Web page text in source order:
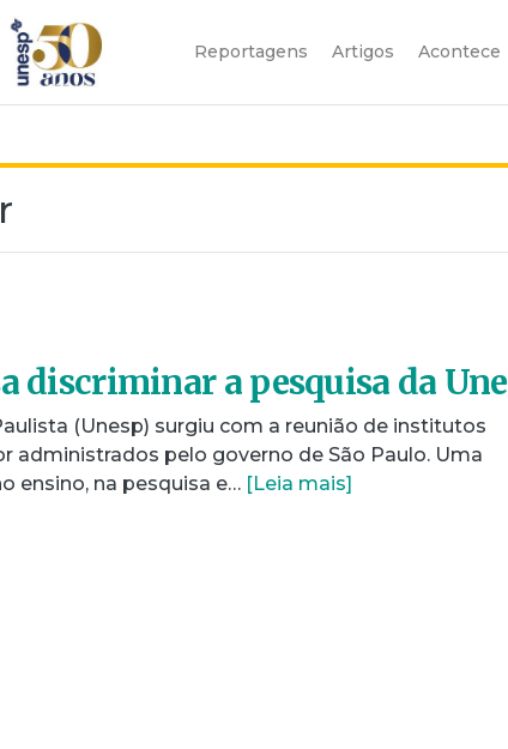
Reportagens Artigos Acontece
discriminar a pesquisa da
(Unesp) surgiu com a reunião de institutos
administrados pelo governo de São Paulo. Uma
ensino, na pesquisa e… [Leia mais]